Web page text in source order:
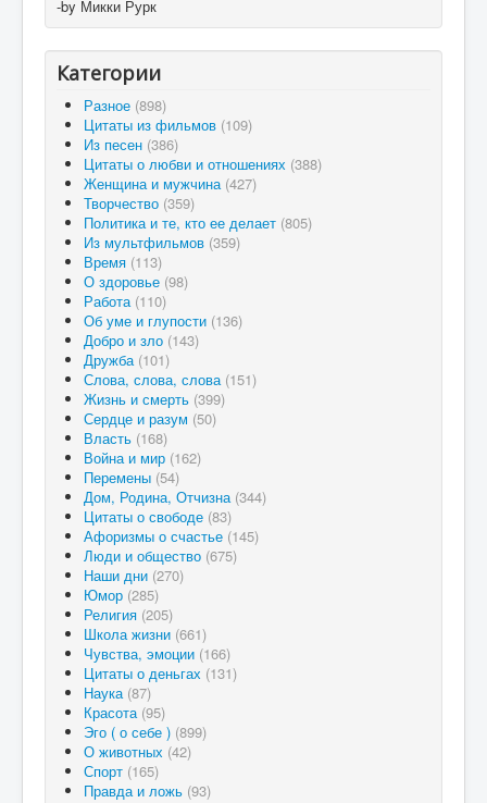
-by Микки Рурк
Категории
Разное (898)
Цитаты из фильмов (109)
Из песен (386)
Цитаты о любви и отношениях (388)
Женщина и мужчина (427)
Творчество (359)
Политика и те, кто ее делает (805)
Из мультфильмов (359)
Время (113)
О здоровье (98)
Работа (110)
Об уме и глупости (136)
Добро и зло (143)
Дружба (101)
Слова, слова, слова (151)
Жизнь и смерть (399)
Сердце и разум (50)
Власть (168)
Война и мир (162)
Перемены (54)
Дом, Родина, Отчизна (344)
Цитаты о свободе (83)
Афоризмы о счастье (145)
Люди и общество (675)
Наши дни (270)
Юмор (285)
Религия (205)
Школа жизни (661)
Чувства, эмоции (166)
Цитаты о деньгах (131)
Наука (87)
Красота (95)
Эго ( о себе ) (899)
О животных (42)
Спорт (165)
Правда и ложь (93)